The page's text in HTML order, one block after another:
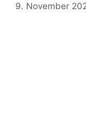
9. November